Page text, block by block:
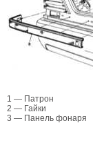
1 — Патрон
2 — Гайки
3 — Панель фонаря